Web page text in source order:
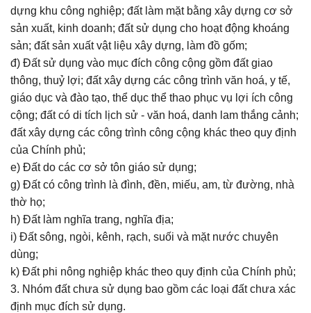
dựng khu công nghiệp; đất làm mặt bằng xây dựng cơ sở
sản xuất, kinh doanh; đất sử dụng cho hoạt động khoáng
sản; đất sản xuất vật liệu xây dựng, làm đồ gốm;
đ) Đất sử dụng vào mục đích công cộng gồm đất giao
thông, thuỷ lợi; đất xây dựng các công trình văn hoá, y tế,
giáo dục và đào tạo, thể dục thể thao phục vụ lợi ích công
cộng; đất có di tích lịch sử - văn hoá, danh lam thắng cảnh;
đất xây dựng các công trình công cộng khác theo quy định
của Chính phủ;
e) Đất do các cơ sở tôn giáo sử dụng;
g) Đất có công trình là đình, đền, miếu, am, từ đường, nhà
thờ họ;
h) Đất làm nghĩa trang, nghĩa địa;
i) Đất sông, ngòi, kênh, rạch, suối và mặt nước chuyên
dùng;
k) Đất phi nông nghiệp khác theo quy định của Chính phủ;
3. Nhóm đất chưa sử dụng bao gồm các loại đất chưa xác
định mục đích sử dụng.